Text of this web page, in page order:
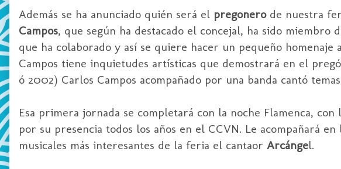
Además se ha anunciado quién será el pregonerode nuestra
Campos, que según ha destacado el concejal, ha sido miembro
que ha colaborado y así se quiere hacer un pequeño homenaje
Campos tiene inquietudes artísticas que demostrará en el
ó 2002) Carlos Campos acompañado por una banda cantó
Esa primera jornada se completará con la noche Flamenca,
por su presencia todos los años en el CCVN. Le acompañará
musicales más interesantes de la feria el cantaor Arcángel.